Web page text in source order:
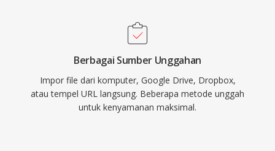
Berbagai Sumber Unggahan
Impor file dari komputer, Google Drive, Dropbox,
atau tempel URL langsung. Beberapa metode unggah
untuk kenyamanan maksimal.